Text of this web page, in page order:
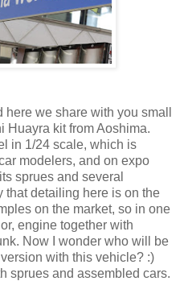
we share with you small
Huayra kit from Aoshima.
in 1/24 scale, which is
modelers, and on expo
sprues and several
that detailing here is on the
on the market, so in one
engine together with
Now I wonder who will be
with this vehicle? :)
sprues and assembled cars.